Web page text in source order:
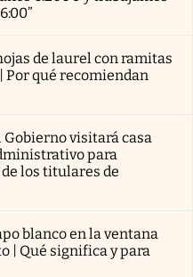
de laurel con ramitas
Por qué recomiendan
Gobierno visitará casa
para
los titulares de
blanco en la ventana
| Qué significa y para